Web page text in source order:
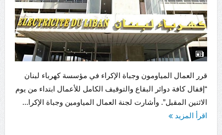
قرر العمال المياومون وجباة الإكراء في مؤسسة كهرباء لبنان
“إقفال كافة دوائر البقاع والتوقيف الكامل للأعمال ابتداء من يوم
الاثنين المقبل”. وأشارت لجنة العمال المياومين وجباة الإكرا...
اقرأ المزيد